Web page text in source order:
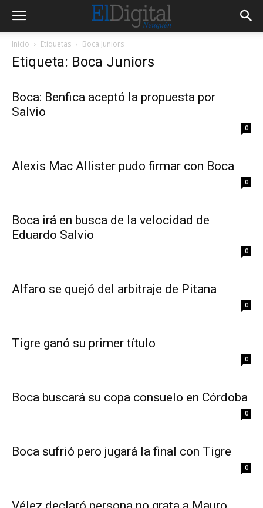
Inicio Etiquetas Boca Juniors
Etiqueta: Boca Juniors
Boca: Benfica aceptó la propuesta por
Salvio
0
Alexis Mac Allister pudo firmar con Boca
0
Boca irá en busca de la velocidad de
Eduardo Salvio
0
Alfaro se quejó del arbitraje de Pitana
0
Tigre ganó su primer título
0
Boca buscará su copa consuelo en Córdoba
0
Boca sufrió pero jugará la final con Tigre
0